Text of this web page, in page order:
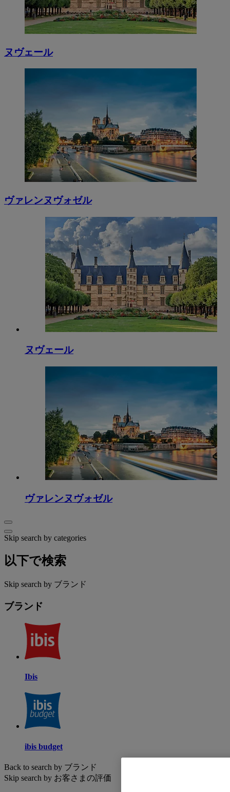
ヌヴェール
ヴァレンヌヴォゼル
ヌヴェール
ヴァレンヌヴォゼル
Skip search by categories
以下で検索
Skip search by ブランド
ブランド
Ibis
ibis budget
Back to search by ブランド
Skip search by お客さまの評価